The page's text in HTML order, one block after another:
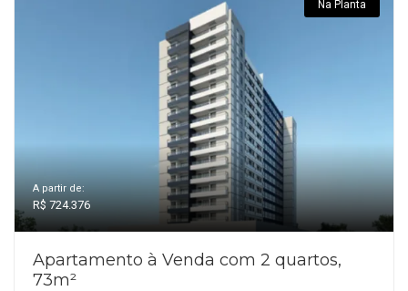
Na Planta
A partir de:
R$ 724.376
Apartamento à Venda com 2 quartos,
73m²